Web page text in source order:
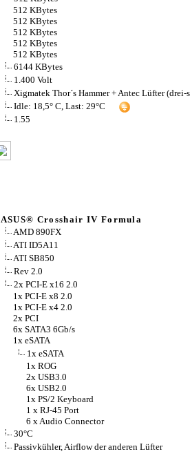
512 KBytes
512 KBytes
512 KBytes
512 KBytes
512 KBytes
6144 KBytes
1.400 Volt
Xigmatek Thor´s Hammer + Antec Lüfter (drei-
Idle: 18,5° C, Last: 29°C
1.55
ASUS® Crosshair IV Formula
AMD 890FX
ATI ID5A11
ATI SB850
Rev 2.0
2x PCI-E x16 2.0
1x PCI-E x8 2.0
1x PCI-E x4 2.0
2x PCI
6x SATA3 6Gb/s
1x eSATA
1x eSATA
1x ROG
2x USB3.0
6x USB2.0
1x PS/2 Keyboard
1 x RJ-45 Port
6 x Audio Connector
30°C
Passivkühler, Airflow der anderen Lüfter